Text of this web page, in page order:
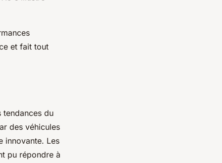
et fait tout
tendances du
des véhicules
innovante. Les
pu répondre à